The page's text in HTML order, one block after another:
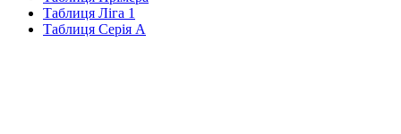
Таблиця Ліга 1
Таблиця Серія А